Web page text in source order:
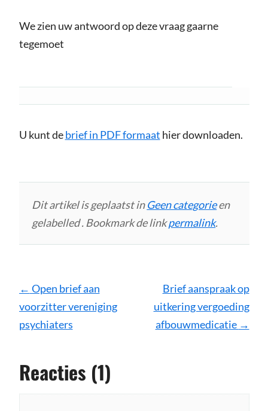
We zien uw antwoord op deze vraag gaarne
tegemoet
U kunt debrief in PDF formaat hier downloaden.
Dit artikel is geplaatst inGeen categorieen
gelabelled . Bookmark de linkpermalink.
Bericht
navigatie
← Open brief aan
voorzitter vereniging
psychiaters
Brief aanspraak op
uitkering vergoeding
afbouwmedicatie →
Reacties (1)